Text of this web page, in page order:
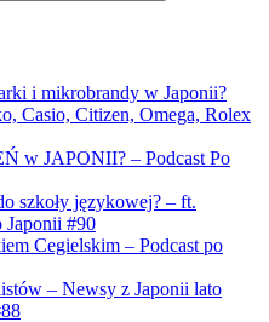
i mikrobrandy w Japonii?
Casio, Citizen, Omega, Rolex
w JAPONII? – Podcast Po
szkoły językowej? – ft.
Japonii #90
Cegielskim – Podcast po
– Newsy z Japonii lato